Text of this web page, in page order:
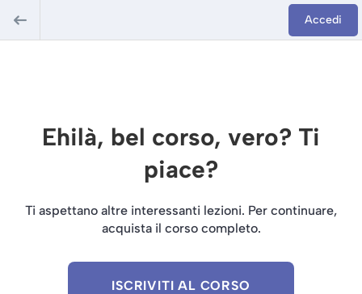
Accedi
Ehilà, bel corso, vero? Ti
piace?
Ti aspettano altre interessanti lezioni. Per continuare,
acquista il corso completo.
ISCRIVITI AL CORSO